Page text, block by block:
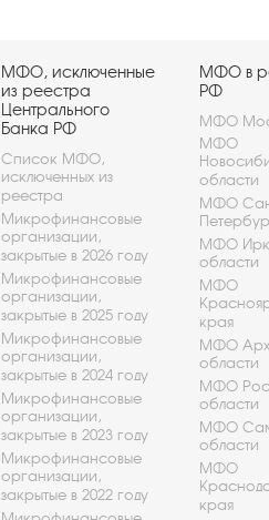
МФО, исключенные
из реестра
Центрального
Банка РФ
Список МФО,
исключенных из
реестра
Микрофинансовые
организации,
закрытые в 2026 году
Микрофинансовые
организации,
закрытые в 2025 году
Микрофинансовые
организации,
закрытые в 2024 году
Микрофинансовые
организации,
закрытые в 2023 году
Микрофинансовые
организации,
закрытые в 2022 году
МФО в
РФ
МФО
МФО
области
МФО
МФО
области
МФО
края
МФО
области
МФО
области
МФО
области
МФО
края